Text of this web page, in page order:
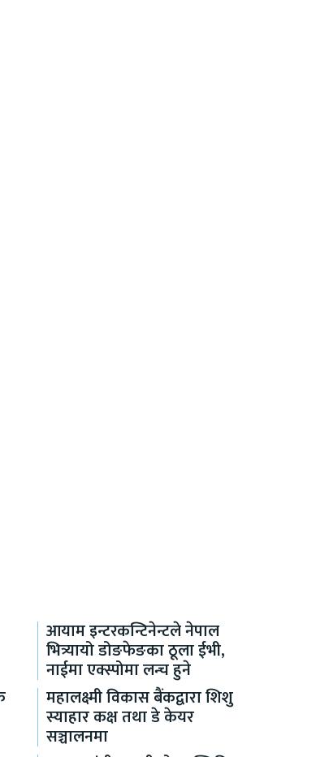
आयाम इन्टरकन्टिनेन्टले नेपाल
भित्र्यायो डोङफेङका ठूला ईभी,
नाईमा एक्स्पोमा लन्च हुने
महालक्ष्मी विकास बैंकद्वारा शिशु
स्याहार कक्ष तथा डे केयर
सञ्चालनमा